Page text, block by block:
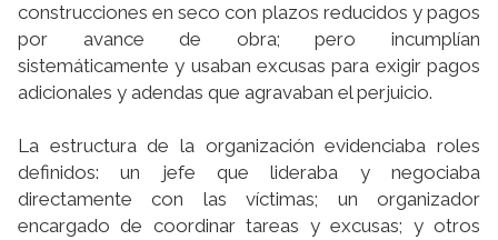
construcciones en seco con plazos reducidos y pagos
por avance de obra; pero incumplían
sistemáticamente y usaban excusas para exigir pagos
adicionales y adendas que agravaban el perjuicio.
La estructura de la organización evidenciaba roles
definidos: un jefe que lideraba y negociaba
directamente con las víctimas; un organizador
encargado de coordinar tareas y excusas; y otros